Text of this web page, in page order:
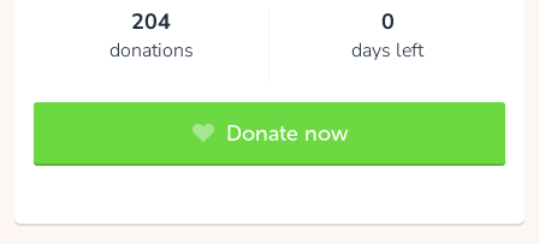
204
donations
0
days left
Donate now
collected